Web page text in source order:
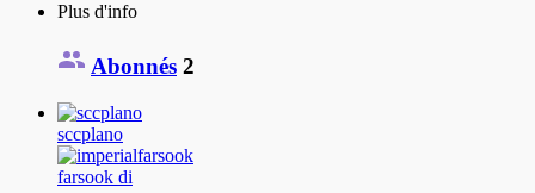
Plus d'info
Abonnés 2
sccplano
farsook di